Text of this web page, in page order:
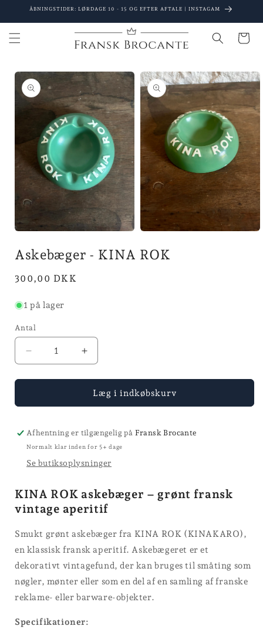
Gå til
ÅBNINGSTIDER: LØRDAGE 10 - 15 OG EFTER AFTALE | INSTAGAM
til
1
i
2
i
Askebæger - KINA ROK
Normalpris
300,00 DKK
1 på lager
Antal
Reducer
antallet
for
-
ROK
Øg
antallet
for
Askebæger
-
ROK
Læg i indkøbskurv
Afhentning er tilgængelig på Fransk Brocante
Normalt klar inden for 5+ dage
Se butiksoplysninger
KINA ROK askebæger – grønt fransk
vintage aperitif
Smukt grønt askebæger fra KINA ROK (KINAKARO),
en klassisk fransk aperitif. Askebægeret er et
dekorativt vintagefund, der kan bruges til småting som
nøgler, mønter eller som en del af en samling af franske
reklame- eller barware-objekter.
Specifikationer: